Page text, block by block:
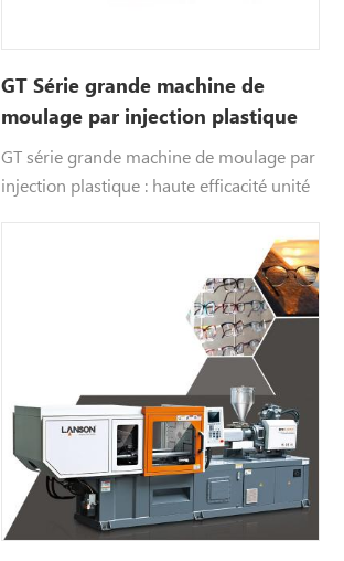
GT Série grande machine de
moulage par injection plastique
GT série grande machine de moulage par
injection plastique : haute efficacité unité
système hydraulique fiable, système de
commande à réponse rapide, haute